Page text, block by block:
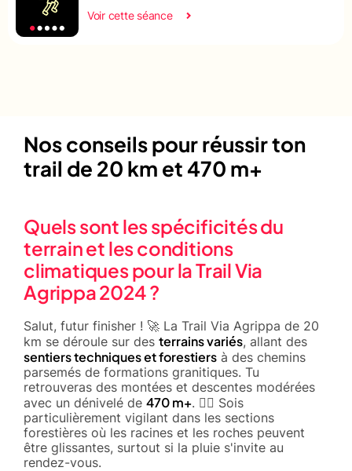
Voir cette séance
Nos conseils pour réussir ton
trail de 20 km et 470 m+
Quels sont les spécificités du
terrain et les conditions
climatiques pour la Trail Via
Agrippa 2024 ?
Salut, futur finisher ! 🚀 La Trail Via Agrippa de 20
km se déroule sur des terrains variés, allant des
sentiers techniques et forestiers à des chemins
parsemés de formations granitiques. Tu
retrouveras des montées et descentes modérées
avec un dénivelé de 470 m+. 🚵‍♂️ Sois
particulièrement vigilant dans les sections
forestières où les racines et les roches peuvent
être glissantes, surtout si la pluie s'invite au
rendez-vous.